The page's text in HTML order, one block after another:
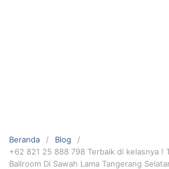
Beranda
Blog
+62 821 25 888 798 Terbaik di kelasnya !
Ballroom Di Sawah Lama Tangerang